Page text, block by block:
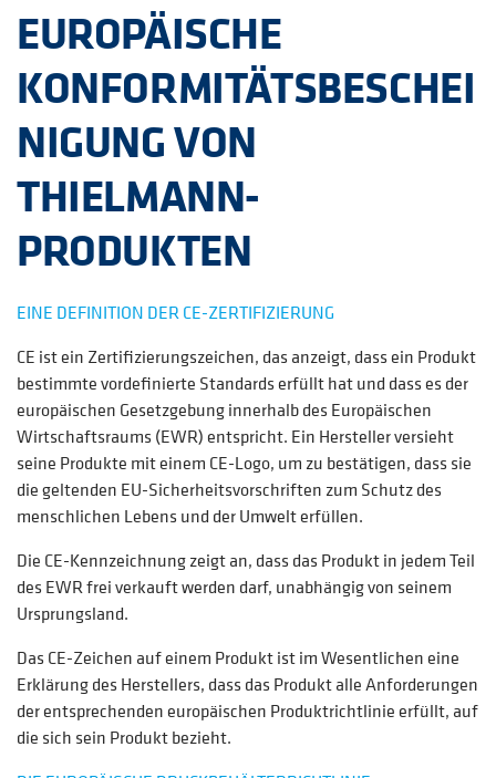
EUROPÄISCHE
KONFORMITÄTSBESCHEI
NIGUNG VON
THIELMANN-
PRODUKTEN
EINE DEFINITION DER CE-ZERTIFIZIERUNG
CE ist ein Zertifizierungszeichen, das anzeigt, dass ein Produkt
bestimmte vordefinierte Standards erfüllt hat und dass es der
europäischen Gesetzgebung innerhalb des Europäischen
Wirtschaftsraums (EWR) entspricht. Ein Hersteller versieht
seine Produkte mit einem CE-Logo, um zu bestätigen, dass sie
die geltenden EU-Sicherheitsvorschriften zum Schutz des
menschlichen Lebens und der Umwelt erfüllen.
Die CE-Kennzeichnung zeigt an, dass das Produkt in jedem Teil
des EWR frei verkauft werden darf, unabhängig von seinem
Ursprungsland.
Das CE-Zeichen auf einem Produkt ist im Wesentlichen eine
Erklärung des Herstellers, dass das Produkt alle Anforderungen
der entsprechenden europäischen Produktrichtlinie erfüllt, auf
die sich sein Produkt bezieht.